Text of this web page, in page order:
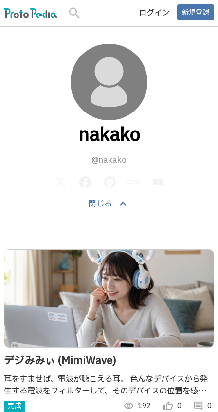
search ログイン 新規登録
nakako
@nakako
閉じる keyboard_arrow_up
デジみみぃ (MimiWave)
耳をすませば、電波が聴こえる耳。 色んなデバイスから発
生する電波をフィルターして、そのデバイスの位置を感じ取
る。 5G、Bluetooth、Wi-Fi、電波時計、電場変化など。
完成 visibility 192 thumb_up_alt 0 comment 0